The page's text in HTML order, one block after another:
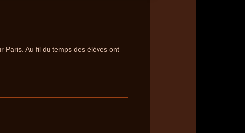
Paris. Au fil du temps des élèves ont